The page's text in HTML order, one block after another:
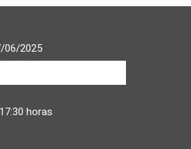
06/2025
horas